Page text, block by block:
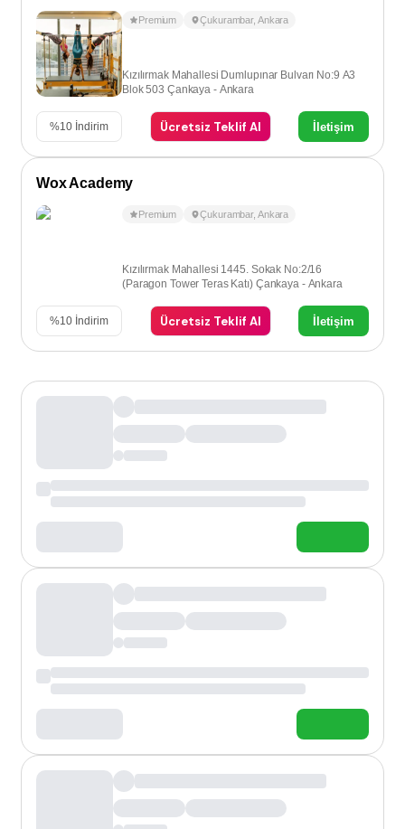
Premium Çukurambar, Ankara
Kızılırmak Mahallesi Dumlupınar Bulvarı No:9 A3
Blok 503 Çankaya - Ankara
%10 İndirim Ücretsiz Teklif Al İletişim
Wox Academy
Premium Çukurambar, Ankara
Kızılırmak Mahallesi 1445. Sokak No:2/16
(Paragon Tower Teras Katı) Çankaya - Ankara
%10 İndirim Ücretsiz Teklif Al İletişim